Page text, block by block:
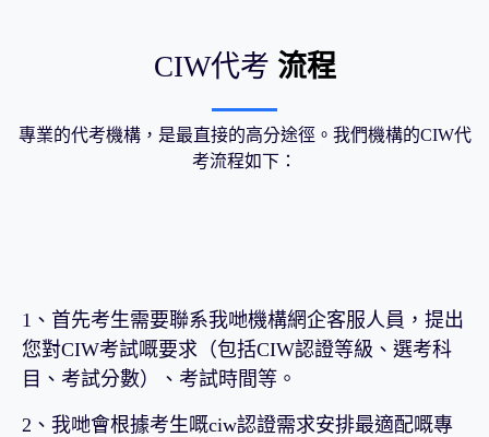
CIW代考 流程
專業的代考機構，是最直接的高分途徑。我們機構的CIW代
考流程如下：
1、首先考生需要聯系我哋機構網企客服人員，提出
您對CIW考試嘅要求（包括CIW認證等級、選考科
目、考試分數）、考試時間等。
2、我哋會根據考生嘅ciw認證需求安排最適配嘅專